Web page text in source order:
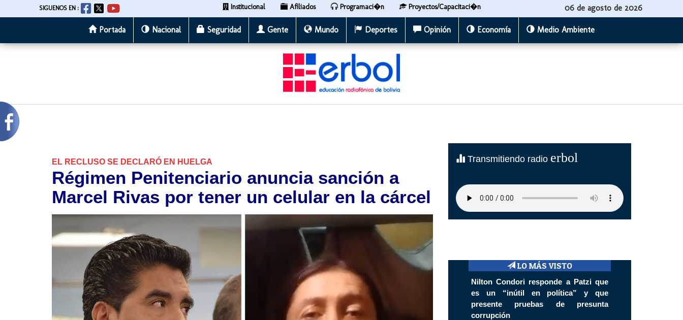
al
SIGUENOS EN : Institucional Afiliados Programaci�n Proyectos/Capacitaci�n 06 de agosto de 2026
Portada Nacional Seguridad Gente Mundo Deportes Opinión Economía Medio Ambiente
EL RECLUSO SE DECLARÓ EN HUELGA
Régimen Penitenciario anuncia sanción a
Marcel Rivas por tener un celular en la cárcel
Transmitiendo radio erbol
LO MÁS VISTO
Nilton Condori responde a Patzi que
es un “inútil en política” y que
presente pruebas de presunta
corrupción